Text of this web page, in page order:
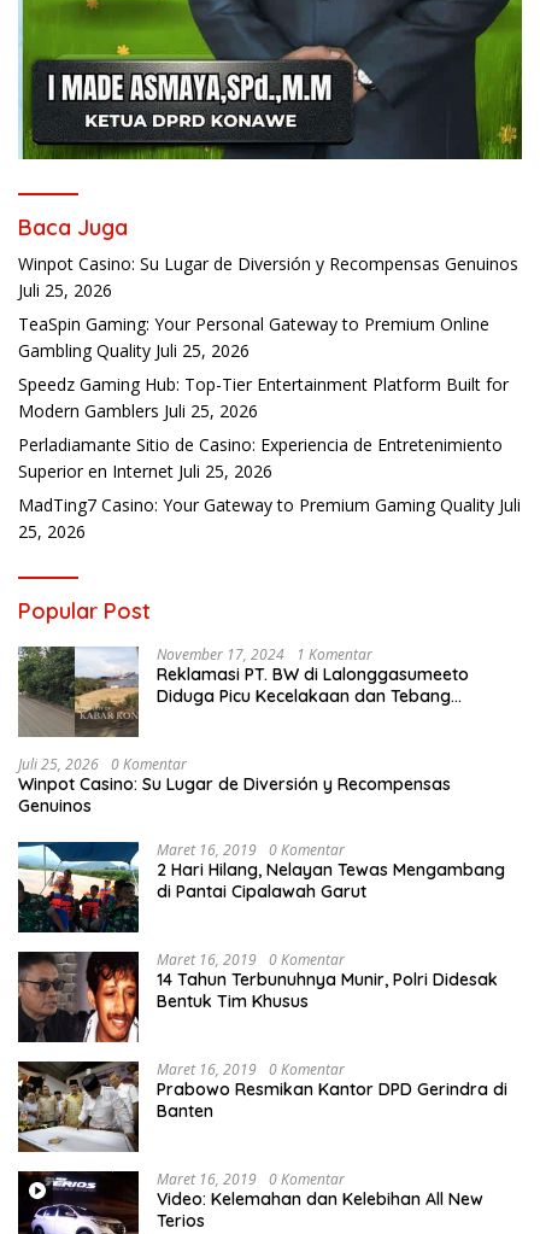
Baca Juga
Winpot Casino: Su Lugar de Diversión y Recompensas Genuinos
Juli 25, 2026
TeaSpin Gaming: Your Personal Gateway to Premium Online
Gambling Quality Juli 25, 2026
Speedz Gaming Hub: Top-Tier Entertainment Platform Built for
Modern Gamblers Juli 25, 2026
Perladiamante Sitio de Casino: Experiencia de Entretenimiento
Superior en Internet Juli 25, 2026
MadTing7 Casino: Your Gateway to Premium Gaming Quality Juli
25, 2026
Popular Post
November 17, 2024 1 Komentar
Reklamasi PT. BW di Lalonggasumeeto
Diduga Picu Kecelakaan dan Tebang
Juli 25, 2026 0 Komentar
Winpot Casino: Su Lugar de Diversión y Recompensas
Genuinos
Maret 16, 2019 0 Komentar
2 Hari Hilang, Nelayan Tewas Mengambang
di Pantai Cipalawah Garut
Maret 16, 2019 0 Komentar
14 Tahun Terbunuhnya Munir, Polri Didesak
Bentuk Tim Khusus
Maret 16, 2019 0 Komentar
Prabowo Resmikan Kantor DPD Gerindra di
Banten
Maret 16, 2019 0 Komentar
Video: Kelemahan dan Kelebihan All New
Terios